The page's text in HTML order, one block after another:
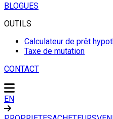
BLOGUES
OUTILS
Calculateur de prêt
Taxe de mutation
CONTACT
EN